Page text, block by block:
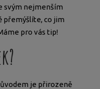
svým nejmenším
přemýšlíte, co jim
pro vás tip!
je přirozeně